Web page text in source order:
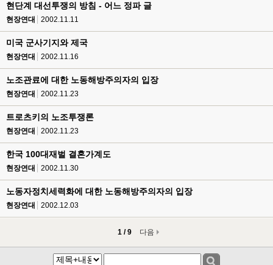
현단계 대선투쟁의 방침 - 어느 정파 글
현장연대 2002.11.11
미국 군사기지와 제국
현장연대 2002.11.16
노조관료에 대한 노동해방주의자의 입장
현장연대 2002.11.23
트로츠키의 노조투쟁론
현장연대 2002.11.23
한국 100대재벌 결혼가계도
현장연대 2002.11.30
노동자정치세력화에 대한 노동해방주의자의 입장
현장연대 2002.12.03
1 / 9 다음